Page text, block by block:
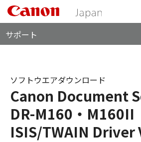
サポート
Canon Document
DR-M160・M160II
ISIS/TWAIN Driver
ソフトウエアダウンロード